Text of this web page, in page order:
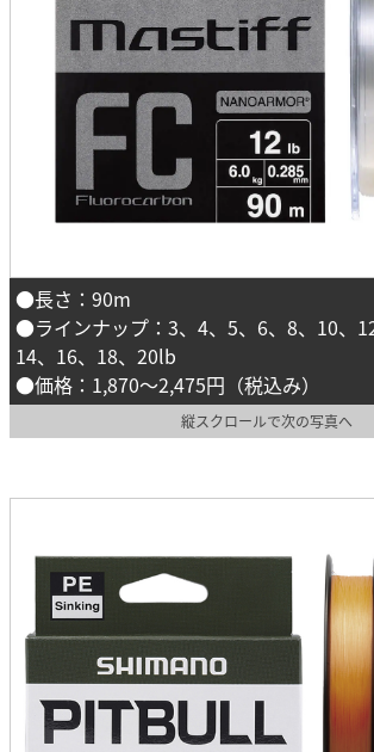
●長さ：90m
●ラインナップ：3、4、5、6、8、10、12
14、16、18、20lb
●価格：1,870〜2,475円（税込み）
縦スクロールで次の写真へ